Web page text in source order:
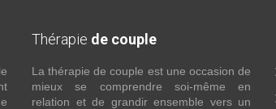
Thérapie de couple
La thérapie de couple est une occasion de
mieux se comprendre soi-même en
relation et de grandir ensemble vers un